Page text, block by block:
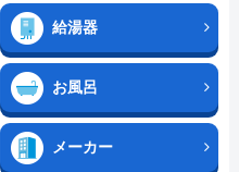
給湯器
お風呂
メーカー